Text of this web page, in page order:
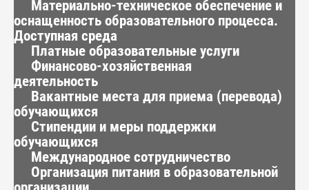
Материально-техническое обеспечение и
оснащенность образовательного процесса.
Доступная среда
Платные образовательные услуги
Финансово-хозяйственная
деятельность
Вакантные места для приема (перевода)
обучающихся
Стипендии и меры поддержки
обучающихся
Международное сотрудничество
Организация питания в образовательной